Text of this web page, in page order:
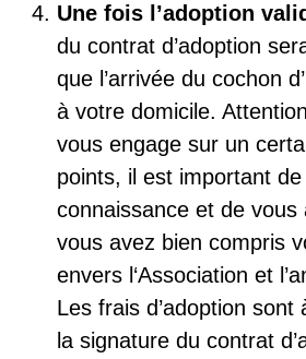
Une fois l’adoption
du contrat d’adoption
que l’arrivée du cochon
à votre domicile.
vous engage sur un
points, il est important
connaissance et de vous
vous avez bien compris
envers l‘Association et
Les frais d’adoption sont
la signature du contrat